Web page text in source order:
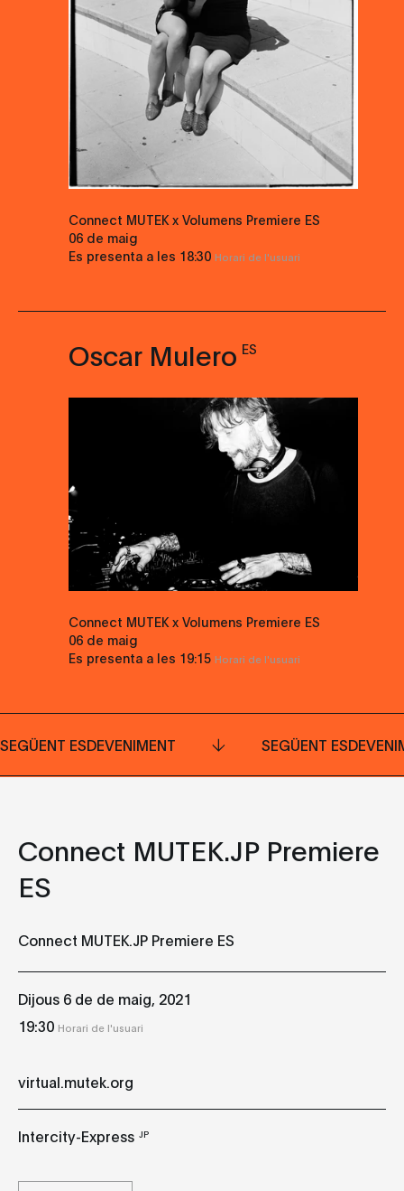
Connect MUTEK x Volumens Premiere ES
06 de maig
Es presenta a les 18:30 Horari de l'usuari
Oscar Mulero ES
Connect MUTEK x Volumens Premiere ES
06 de maig
Es presenta a les 19:15 Horari de l'usuari
SEGÜENT ESDEVENIMENT SEGÜENT
Connect MUTEK.JP Premiere
ES
Connect MUTEK.JP Premiere ES
Dijous 6 de de maig, 2021
19:30 Horari de l'usuari
virtual.mutek.org
Intercity-Express JP